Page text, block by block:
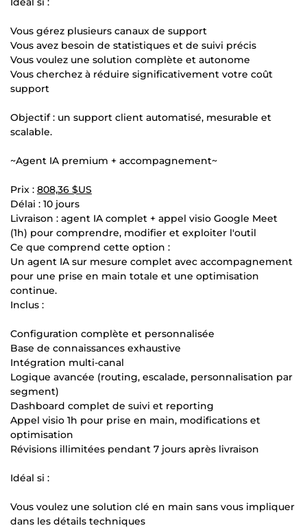
Vous gérez plusieurs canaux de support
Vous avez besoin de statistiques et de suivi précis
Vous voulez une solution complète et autonome
Vous cherchez à réduire significativement votre coût
support
Objectif : un support client automatisé, mesurable et
scalable.
~Agent IA premium + accompagnement~
Prix : 808,36 $US
Délai : 10 jours
Livraison : agent IA complet + appel visio Google Meet
(1h) pour comprendre, modifier et exploiter l'outil
Ce que comprend cette option :
Un agent IA sur mesure complet avec accompagnement
pour une prise en main totale et une optimisation
continue.
Inclus :
Configuration complète et personnalisée
Base de connaissances exhaustive
Intégration multi-canal
Logique avancée (routing, escalade, personnalisation par
segment)
Dashboard complet de suivi et reporting
Appel visio 1h pour prise en main, modifications et
optimisation
Révisions illimitées pendant 7 jours après livraison
Idéal si :
Vous voulez une solution clé en main sans vous impliquer
dans les détails techniques